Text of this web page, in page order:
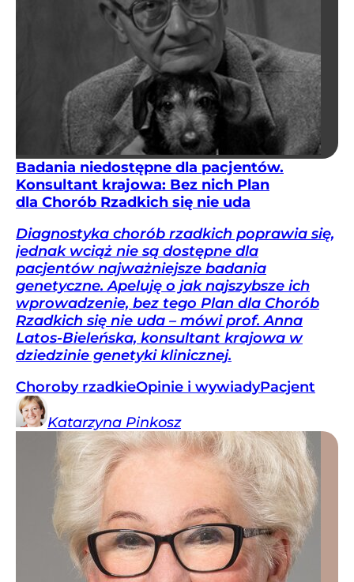
Badania niedostępne dla pacjentów.
Konsultant krajowa: Bez nich Plan
dla Chorób Rzadkich się nie uda
Diagnostyka chorób rzadkich poprawia się,
jednak wciąż nie są dostępne dla
pacjentów najważniejsze badania
genetyczne. Apeluję o jak najszybsze ich
wprowadzenie, bez tego Plan dla Chorób
Rzadkich się nie uda – mówi prof. Anna
Latos-Bieleńska, konsultant krajowa w
dziedzinie genetyki klinicznej.
Choroby rzadkieOpinie i wywiadyPacjent
Katarzyna Pinkosz